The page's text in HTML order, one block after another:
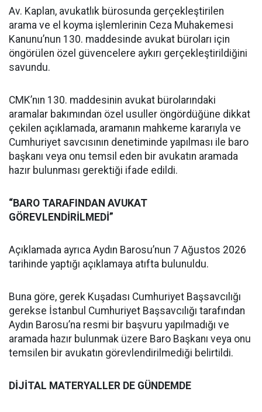
Av. Kaplan, avukatlık bürosunda gerçekleştirilen
arama ve el koyma işlemlerinin Ceza Muhakemesi
Kanunu’nun 130. maddesinde avukat büroları için
öngörülen özel güvencelere aykırı gerçekleştirildiğini
savundu.
CMK’nın 130. maddesinin avukat bürolarındaki
aramalar bakımından özel usuller öngördüğüne dikkat
çekilen açıklamada, aramanın mahkeme kararıyla ve
Cumhuriyet savcısının denetiminde yapılması ile baro
başkanı veya onu temsil eden bir avukatın aramada
hazır bulunması gerektiği ifade edildi.
“BARO TARAFINDAN AVUKAT
GÖREVLENDİRİLMEDİ”
Açıklamada ayrıca Aydın Barosu’nun 7 Ağustos 2026
tarihinde yaptığı açıklamaya atıfta bulunuldu.
Buna göre, gerek Kuşadası Cumhuriyet Başsavcılığı
gerekse İstanbul Cumhuriyet Başsavcılığı tarafından
Aydın Barosu’na resmi bir başvuru yapılmadığı ve
aramada hazır bulunmak üzere Baro Başkanı veya onu
temsilen bir avukatın görevlendirilmediği belirtildi.
DİJİTAL MATERYALLER DE GÜNDEMDE